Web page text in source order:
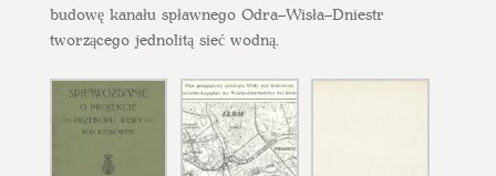
budowę kanału spławnego Odra–Wisła–Dniestr
tworzącego jednolitą sieć wodną.